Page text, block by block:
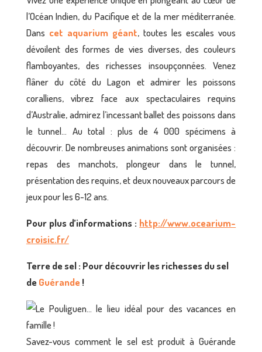
l’Océan Indien, du Pacifique et de la mer méditerranée.
Dans cet aquarium géant, toutes les escales vous
dévoilent des formes de vies diverses, des couleurs
flamboyantes, des richesses insoupçonnées. Venez
flâner du côté du Lagon et admirer les poissons
coralliens, vibrez face aux spectaculaires requins
d’Australie, admirez l’incessant ballet des poissons dans
le tunnel… Au total : plus de 4 000 spécimens à
découvrir. De nombreuses animations sont organisées :
repas des manchots, plongeur dans le tunnel,
présentation des requins, et deux nouveaux parcours de
jeux pour les 6-12 ans.
Pourplus d’informations : http://www.ocearium-
croisic.fr/
Terre de sel : Pour découvrir les richesses du sel
deGuérande!
Savez-vous comment le sel est produit à Guérande